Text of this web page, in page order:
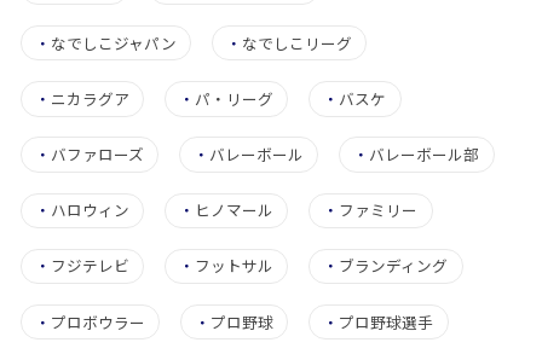
・ なでしこジャパン ・ なでしこリーグ
・ ニカラグア ・ パ・リーグ ・ バスケ
・ バファローズ ・ バレーボール ・ バレーボール部
・ ハロウィン ・ ヒノマール ・ ファミリー
・ フジテレビ ・ フットサル ・ ブランディング
・ プロボウラー ・ プロ野球 ・ プロ野球選手